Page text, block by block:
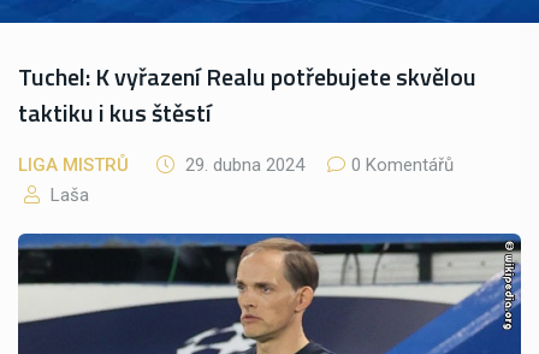
Tuchel: K vyřazení Realu potřebujete skvělou
taktiku i kus štěstí
LIGA MISTRŮ 29. dubna 2024
0 Komentářů
Laša